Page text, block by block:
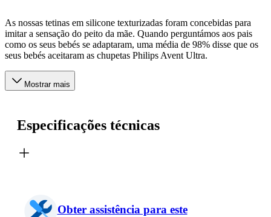
As nossas tetinas em silicone texturizadas foram concebidas para
imitar a sensação do peito da mãe. Quando perguntámos aos pais
como os seus bebés se adaptaram, uma média de 98% disse que os
seus bebés aceitaram as chupetas Philips Avent Ultra.
Mostrar mais
Especificações técnicas
Obter assistência para este